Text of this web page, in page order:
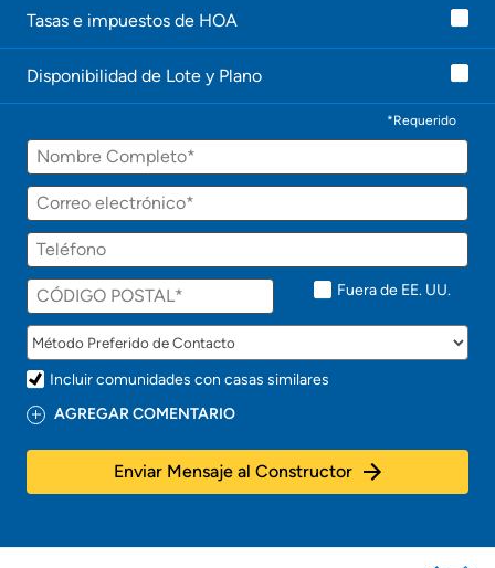
c
t
r
á
r
n
t
!
Tasas e impuestos de HOA
Disponibilidad de Lote y Plano
*Requerido
Nombre
Correo
electrónico
Teléfono
Fuera de EE. UU.
Incluir comunidades con casas similares
AGREGAR COMENTARIO
Enviar Mensaje al Constructor